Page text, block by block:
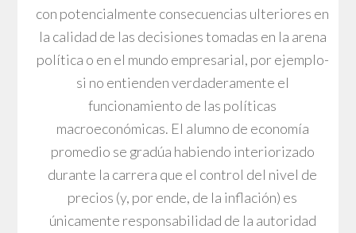
con potencialmente consecuencias ulteriores en
la calidad de las decisiones tomadas en la arena
política o en el mundo empresarial, por ejemplo-
si no entienden verdaderamente el
funcionamiento de las políticas
macroeconómicas. El alumno de economía
promedio se gradúa habiendo interiorizado
durante la carrera que el control del nivel de
precios (y, por ende, de la inflación) es
únicamente responsabilidad de la autoridad